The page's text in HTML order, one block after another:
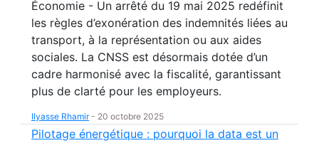
Économie - Un arrêté du 19 mai 2025 redéfinit
les règles d’exonération des indemnités liées au
transport, à la représentation ou aux aides
sociales. La CNSS est désormais dotée d’un
cadre harmonisé avec la fiscalité, garantissant
plus de clarté pour les employeurs.
Ilyasse Rhamir- 20 octobre 2025
Pilotage énergétique : pourquoi la data est un